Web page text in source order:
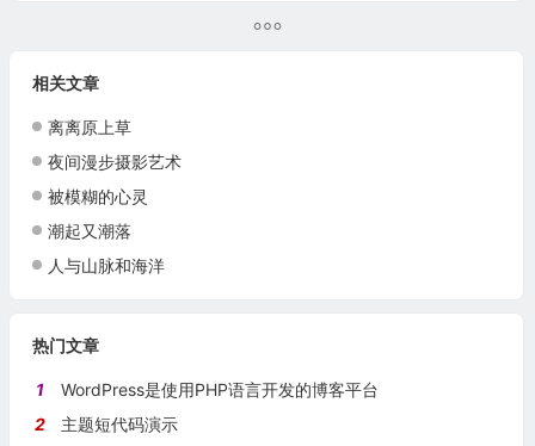
相关文章
离离原上草
夜间漫步摄影艺术
被模糊的心灵
潮起又潮落
人与山脉和海洋
热门文章
1
WordPress是使用PHP语言开发的博客平台
2
主题短代码演示